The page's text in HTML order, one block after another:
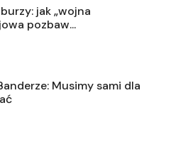
jak „wojna
pozbaw...
Musimy sami dla